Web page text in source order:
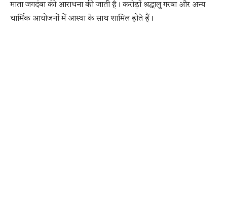
माता जगदंबा की आराधना की जाती है। करोड़ों श्रद्धालु गरबा और अन्य
धार्मिक आयोजनों में आस्था के साथ शामिल होते हैं।